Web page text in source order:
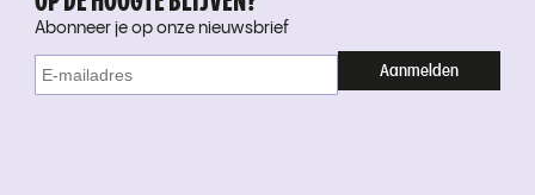
Abonneer je op onze nieuwsbrief